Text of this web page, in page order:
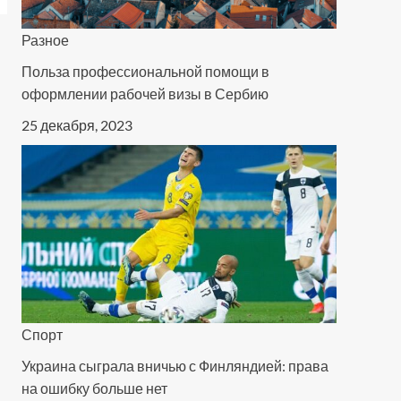
Разное
Польза профессиональной помощи в
оформлении рабочей визы в Сербию
25 декабря, 2023
Спорт
Украина сыграла вничью с Финляндией: права
на ошибку больше нет